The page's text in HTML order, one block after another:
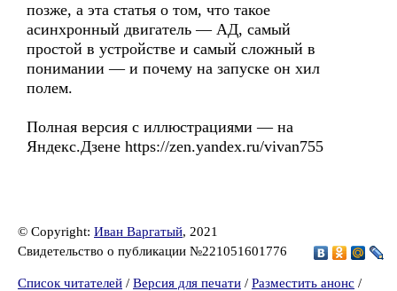
позже, а эта статья о том, что такое
асинхронный двигатель — АД, самый
простой в устройстве и самый сложный в
понимании — и почему на запуске он хил
полем.
Полная версия с иллюстрациями — на
Яндекс.Дзене https://zen.yandex.ru/vivan755
© Copyright: Иван Варгатый, 2021
Свидетельство о публикации №221051601776
Список читателей / Версия для печати / Разместить анонс /